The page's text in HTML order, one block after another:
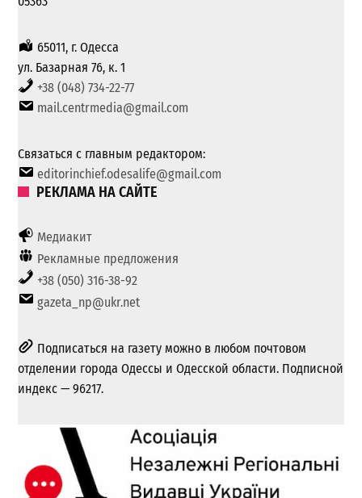
65011, г. Одесса
ул. Базарная 76, к. 1
+38 (048) 734-22-77
mail.centrmedia@gmail.com
Связаться с главным редактором:
editorinchief.odesalife@gmail.com
РЕКЛАМА НА САЙТЕ
Медиакит
Рекламные предложения
+38 (050) 316-38-92
gazeta_np@ukr.net
Подписаться на газету можно в любом почтовом
отделении города Одессы и Одесской области. Подписной
индекс — 96217.